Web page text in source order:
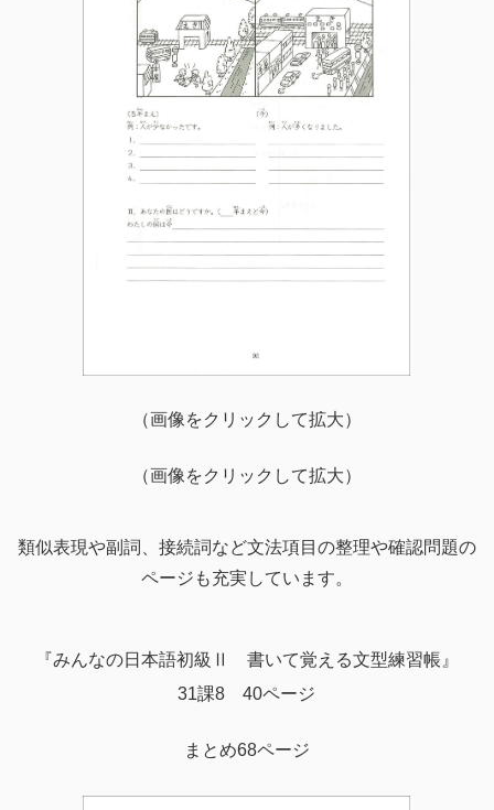
（画像をクリックして拡大）
（画像をクリックして拡大）
類似表現や副詞、接続詞など文法項目の整理や確認問題の
ページも充実しています。
『みんなの日本語初級Ⅱ 書いて覚える文型練習帳』
31課8 40ページ
まとめ68ページ